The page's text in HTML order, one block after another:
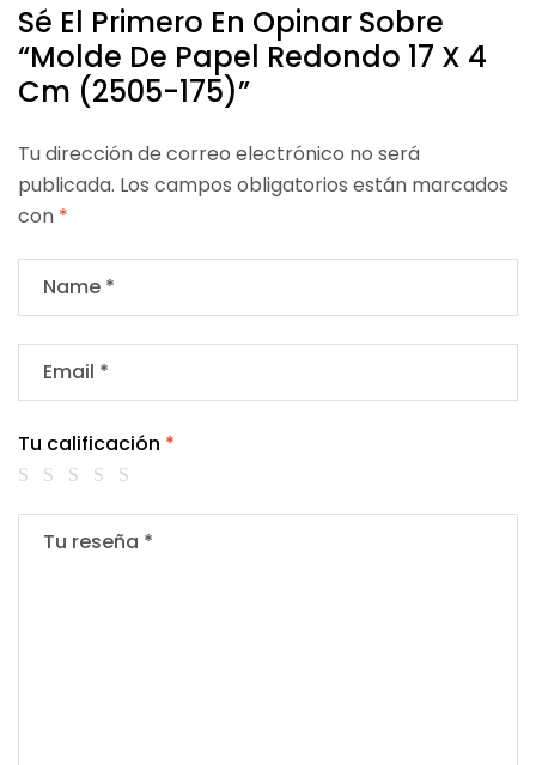
Sé El Primero En Opinar Sobre
“Molde De Papel Redondo 17 X 4
Cm (2505-175)”
Tu dirección de correo electrónico no será
publicada. Los campos obligatorios están marcados
con *
Tu calificación *